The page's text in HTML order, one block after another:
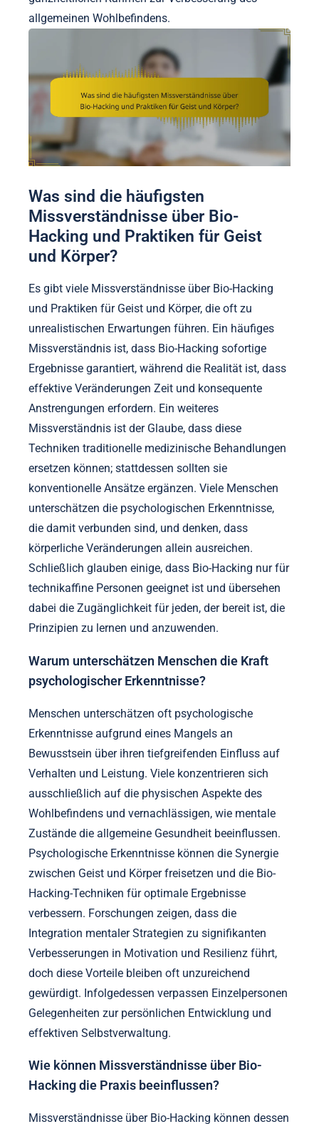
allgemeinen Wohlbefindens.
Was sind die häufigsten
Missverständnisse über Bio-
Hacking und Praktiken für Geist
und Körper?
Es gibt viele Missverständnisse über Bio-Hacking
und Praktiken für Geist und Körper, die oft zu
unrealistischen Erwartungen führen. Ein häufiges
Missverständnis ist, dass Bio-Hacking sofortige
Ergebnisse garantiert, während die Realität ist, dass
effektive Veränderungen Zeit und konsequente
Anstrengungen erfordern. Ein weiteres
Missverständnis ist der Glaube, dass diese
Techniken traditionelle medizinische Behandlungen
ersetzen können; stattdessen sollten sie
konventionelle Ansätze ergänzen. Viele Menschen
unterschätzen die psychologischen Erkenntnisse,
die damit verbunden sind, und denken, dass
körperliche Veränderungen allein ausreichen.
Schließlich glauben einige, dass Bio-Hacking nur für
technikaffine Personen geeignet ist und übersehen
dabei die Zugänglichkeit für jeden, der bereit ist, die
Prinzipien zu lernen und anzuwenden.
Warum unterschätzen Menschen die Kraft
psychologischer Erkenntnisse?
Menschen unterschätzen oft psychologische
Erkenntnisse aufgrund eines Mangels an
Bewusstsein über ihren tiefgreifenden Einfluss auf
Verhalten und Leistung. Viele konzentrieren sich
ausschließlich auf die physischen Aspekte des
Wohlbefindens und vernachlässigen, wie mentale
Zustände die allgemeine Gesundheit beeinflussen.
Psychologische Erkenntnisse können die Synergie
zwischen Geist und Körper freisetzen und die Bio-
Hacking-Techniken für optimale Ergebnisse
verbessern. Forschungen zeigen, dass die
Integration mentaler Strategien zu signifikanten
Verbesserungen in Motivation und Resilienz führt,
doch diese Vorteile bleiben oft unzureichend
gewürdigt. Infolgedessen verpassen Einzelpersonen
Gelegenheiten zur persönlichen Entwicklung und
effektiven Selbstverwaltung.
Wie können Missverständnisse über Bio-
Hacking die Praxis beeinflussen?
Missverständnisse über Bio-Hacking können dessen